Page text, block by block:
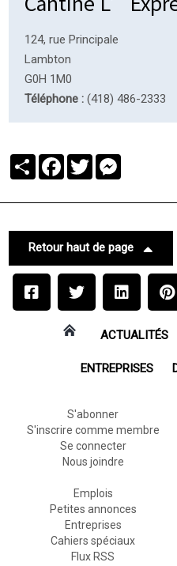
124, rue Principale
Lambton
G0H 1M0
Téléphone : (418) 486-2333
PartagerFacebook
Twitter
Retour haut de page
ACTUALITÉS
ENTREPRISES
S'abonner
S'inscrire comme membre
Se connecter
Nous joindre
Emplois
Petites annonces
Entreprises
Cahiers spéciaux
Flux RSS